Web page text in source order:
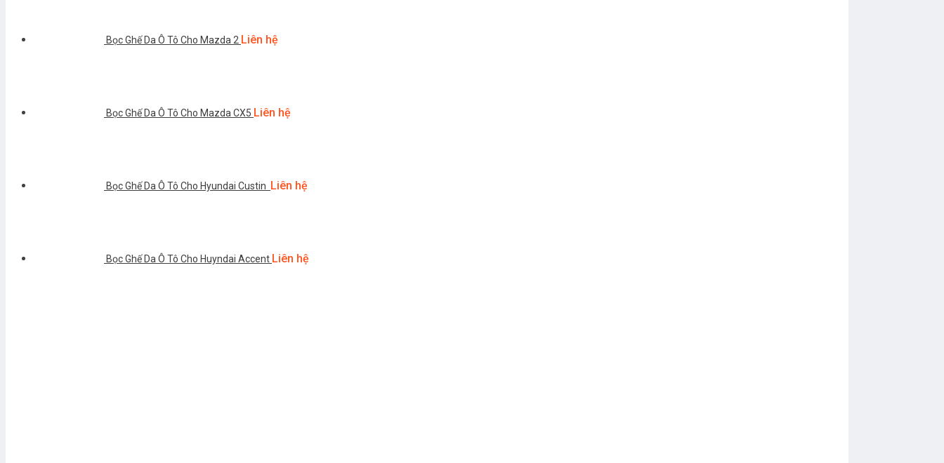
Bọc Ghế Da Ô Tô Cho Mazda 2 Liên hệ
Bọc Ghế Da Ô Tô Cho Mazda CX5 Liên hệ
Bọc Ghế Da Ô Tô Cho Hyundai Custin Liên hệ
Bọc Ghế Da Ô Tô Cho Huyndai Accent Liên hệ